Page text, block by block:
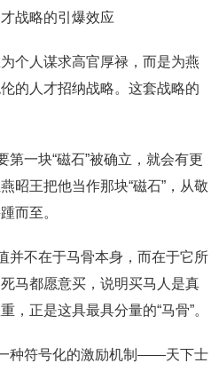
战略的引爆效应
个人谋求高官厚禄，而是为燕
的人才招纳战略。这套战略的
第一块“磁石”被确立，就会有更
昭王把他当作那块“磁石”，从敬
而至。
并不在于马骨本身，而在于它所
马都愿意买，说明买马人是真
，正是这具最具分量的“马骨”。
种符号化的激励机制——天下士